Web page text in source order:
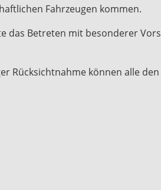
Fahrzeugen kommen.
das Betreten mit besonderer
Rücksichtnahme können alle den